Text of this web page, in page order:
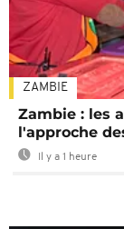
ZAMBIE
Zambie : les
l'approche
Il y a 1 heure